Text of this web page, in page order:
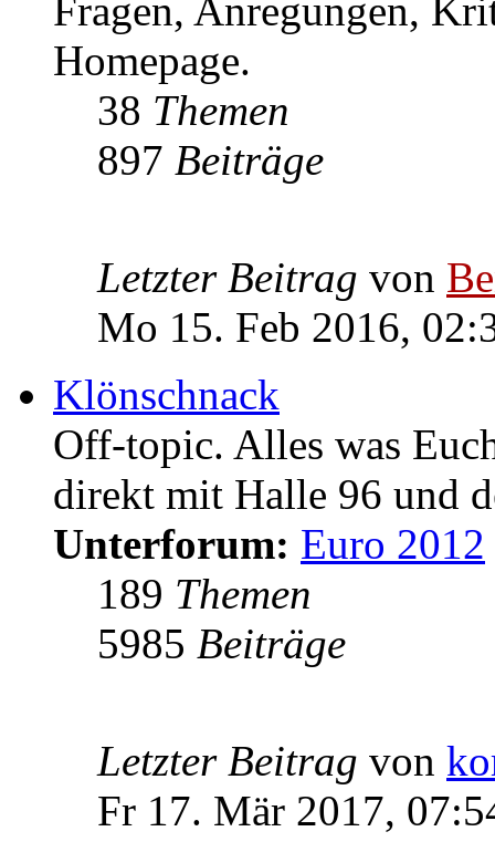
Fragen, Anregungen,
Homepage.
38 Themen
897 Beiträge
Letzter Beitrag von
Mo 15. Feb 2016,
Klönschnack
Off-topic. Alles was
direkt mit Halle 96 und
Unterforum: Euro 2012
189 Themen
5985 Beiträge
Letzter Beitrag von
Fr 17. Mär 2017,